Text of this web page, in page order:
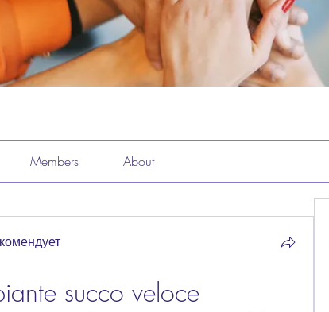
Members About
succo veloce